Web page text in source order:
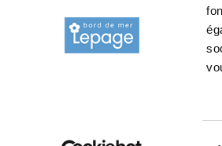
Rosiers
© 2026 copyright